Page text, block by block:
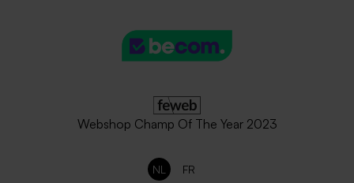
Lange eco enveloppe
Goudkleurige langwerpige
Webshop Champ Of The Year 2023
NL FR